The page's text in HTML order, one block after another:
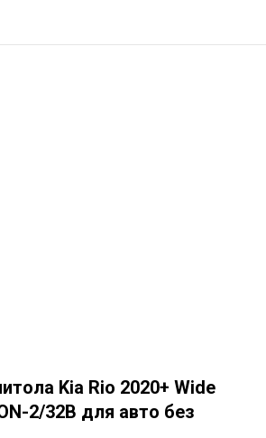
Kia Rio 2020+ Wide
2/32B для авто без